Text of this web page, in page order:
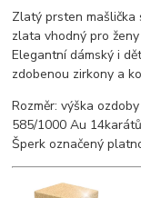
Zlatý prsten mašlička
zlata vhodný pro
Elegantní dámský i
zdobenou zirkony a
Rozměr: výška
585/1000 Au
Šperk označený